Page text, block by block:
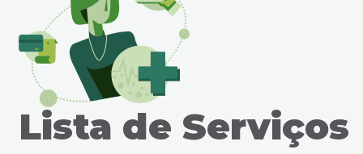
Lista de Serviços